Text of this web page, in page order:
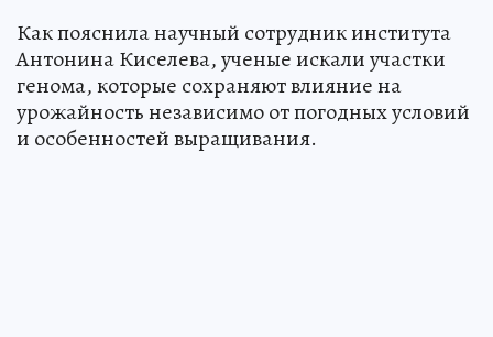
Как пояснила научный сотрудник института
Антонина Киселева, ученые искали участки
генома, которые сохраняют влияние на
урожайность независимо от погодных условий
и особенностей выращивания.